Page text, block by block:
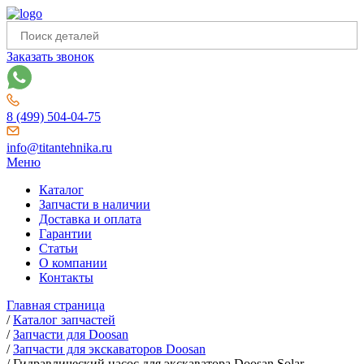
Заказать звонок
8 (499) 504-04-75
info@titantehnika.ru
Меню
Каталог
Запчасти в наличии
Доставка и оплата
Гарантии
Статьи
О компании
Контакты
Главная страница
/Каталог запчастей
/Запчасти для Doosan
/Запчасти для экскаваторов Doosan